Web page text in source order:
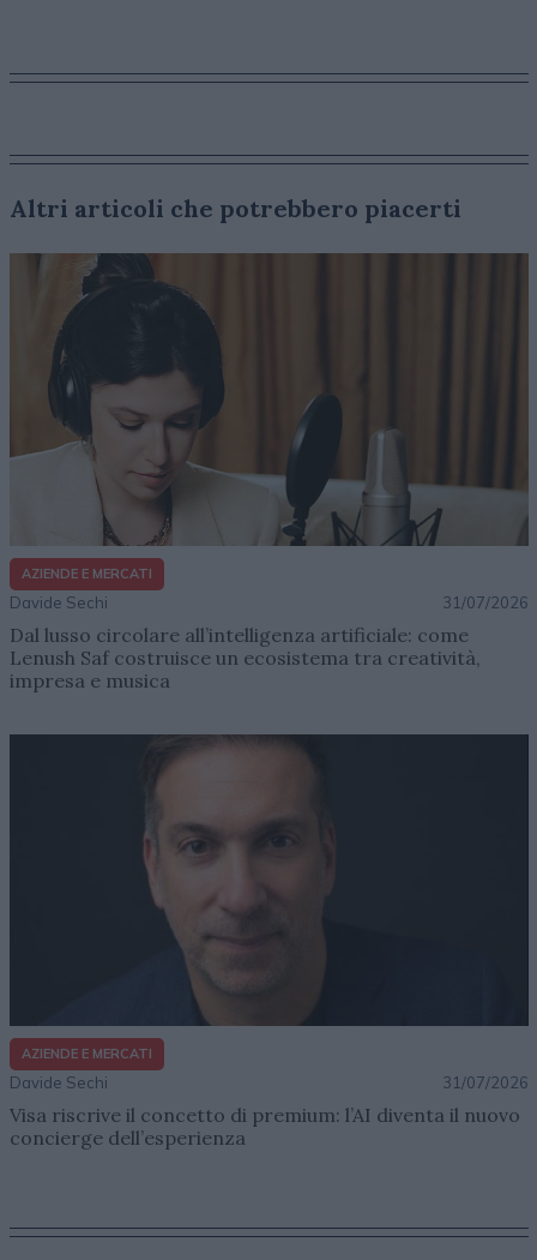
Altri articoli che potrebbero piacerti
AZIENDE E MERCATI
Davide Sechi 31/07/2026
Dal lusso circolare all’intelligenza artificiale: come
Lenush Saf costruisce un ecosistema tra creatività,
impresa e musica
AZIENDE E MERCATI
Davide Sechi 31/07/2026
Visa riscrive il concetto di premium: l’AI diventa il nuovo
concierge dell’esperienza